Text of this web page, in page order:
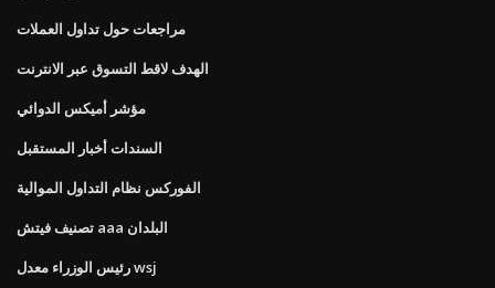
مراجعات حول تداول العملات
الهدف لاقط التسوق عبر الانترنت
مؤشر أميكس الدوائي
السندات أخبار المستقبل
الفوركس نظام التداول الموالية
تصنيف فيتش aaa البلدان
رئيس الوزراء معدل wsj